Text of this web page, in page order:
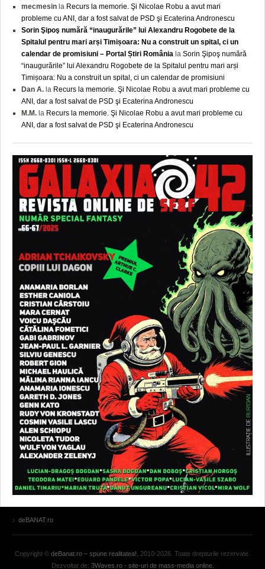
mecmesin la Recurs la memorie. Şi Nicolae Robu a avut mari
probleme cu ANI, dar a fost salvat de PSD şi Ecaterina Andronescu
Sorin Şipoş numără “inaugurările” lui Alexandru Rogobete de la
Spitalul pentru mari arși Timișoara: Nu a construit un spital, ci un
calendar de promisiuni – Portal Știri România la Sorin Şipoş numără
“inaugurările” lui Alexandru Rogobete de la Spitalul pentru mari arși
Timișoara: Nu a construit un spital, ci un calendar de promisiuni
Dan A. la Recurs la memorie. Şi Nicolae Robu a avut mari probleme cu
ANI, dar a fost salvat de PSD şi Ecaterina Andronescu
M.M. la Recurs la memorie. Şi Nicolae Robu a avut mari probleme cu
ANI, dar a fost salvat de PSD şi Ecaterina Andronescu
deBANAT.ro
Copyright © deBanat.ro – spune realitatea! , 2010-2026. Toate drepturile rezervate.
Dezvoltat de: 3Waves.ro - site-uri de mass-media online.